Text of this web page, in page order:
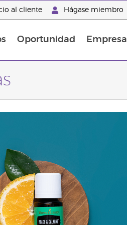
al cliente Hágase miembro
Oportunidad Empresa